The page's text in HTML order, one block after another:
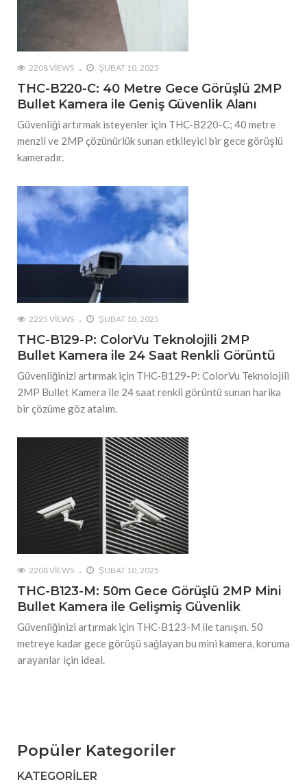
2208 VIEWS ŞUBAT 10, 2025
THC-B220-C: 40 Metre Gece Görüşlü 2MP
Bullet Kamera ile Geniş Güvenlik Alanı
Güvenliği artırmak isteyenler için THC-B220-C; 40 metre
menzil ve 2MP çözünürlük sunan etkileyici bir gece görüşlü
kameradır.
2225 VIEWS ŞUBAT 10, 2025
THC-B129-P: ColorVu Teknolojili 2MP
Bullet Kamera ile 24 Saat Renkli Görüntü
Güvenliğinizi artırmak için THC-B129-P: ColorVu Teknolojili
2MP Bullet Kamera ile 24 saat renkli görüntü sunan harika
bir çözüme göz atalım.
2208 VIEWS ŞUBAT 10, 2025
THC-B123-M: 50m Gece Görüşlü 2MP Mini
Bullet Kamera ile Gelişmiş Güvenlik
Güvenliğinizi artırmak için THC-B123-M ile tanışın. 50
metreye kadar gece görüşü sağlayan bu mini kamera, koruma
arayanlar için ideal.
Popüler Kategoriler
KATEGORILER